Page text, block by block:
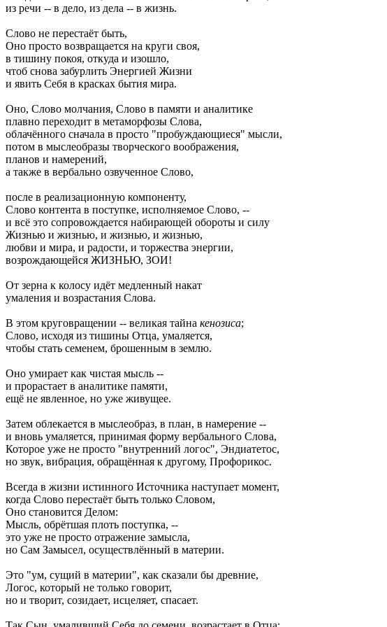
из речи -- в дело, из дела -- в жизнь.
Слово не перестаёт быть,
Оно просто возвращается на круги своя,
в тишину покоя, откуда и изошло,
чтоб снова забурлить Энергией Жизни
и явить Себя в красках бытия мира.
Оно, Слово молчания, Слово в памяти и аналитике
плавно переходит в метаморфозы Слова,
облачённого сначала в просто "пробуждающиеся" мысли,
потом в мыслеобразы творческого воображения,
планов и намерений,
а также в вербально озвученное Слово,
после в реализационную компоненту,
Слово контента в поступке, исполняемое Слово, --
и всё это сопровождается набирающей обороты и силу
Жизнью и жизнью, и жизнью, и жизнью,
любви и мира, и радости, и торжества энергии,
возрождающейся ЖИЗНЬЮ, ЗОИ!
От зерна к колосу идёт медленный накат
умаления и возрастания Слова.
В этом круговращении -- великая тайна кенозиса;
Слово, исходя из тишины Отца, умаляется,
чтобы стать семенем, брошенным в землю.
Оно умирает как чистая мысль --
и прорастает в аналитике памяти,
ещё не явленное, но уже живущее.
Затем облекается в мыслеобраз, в план, в намерение --
и вновь умаляется, принимая форму вербального Слова,
Которое уже не просто "внутренний логос", Эндиатетос,
но звук, вибрация, обращённая к другому, Профорикос.
Всегда в жизни истинного Источника наступает момент,
когда Слово перестаёт быть только Словом,
Оно становится Делом:
Мысль, обрётшая плоть поступка, --
это уже не просто отражение замысла,
но Сам Замысел, осуществлённый в материи.
Это "ум, сущий в материи", как сказали бы древние,
Логос, который не только говорит,
но и творит, созидает, исцеляет, спасает.